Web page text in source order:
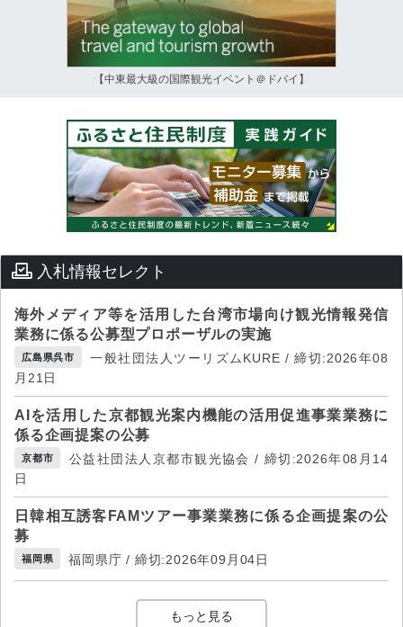
【中東最大級の国際観光イベント＠ドバイ】
入札情報セレクト
海外メディア等を活用した台湾市場向け観光情報発信
業務に係る公募型プロポーザルの実施
広島県呉市
一般社団法人ツーリズムKURE / 締切:2026年08
月21日
AIを活用した京都観光案内機能の活用促進事業業務に
係る企画提案の公募
京都市
公益社団法人京都市観光協会 / 締切:2026年08月14
日
日韓相互誘客FAMツアー事業業務に係る企画提案の公
募
福岡県 福岡県庁 / 締切:2026年09月04日
もっと見る